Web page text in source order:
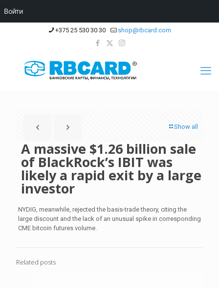
+375 25 530 30 30 shop@rbcard.com
Show all
A massive $1.26 billion sale
of BlackRock’s IBIT was
likely a rapid exit by a large
investor
NYDIG, meanwhile, rejected the basis-trade theory, citing the
large discount and the lack of an unusual spike in corresponding
CME bitcoin futures volume.
Related posts
Войти